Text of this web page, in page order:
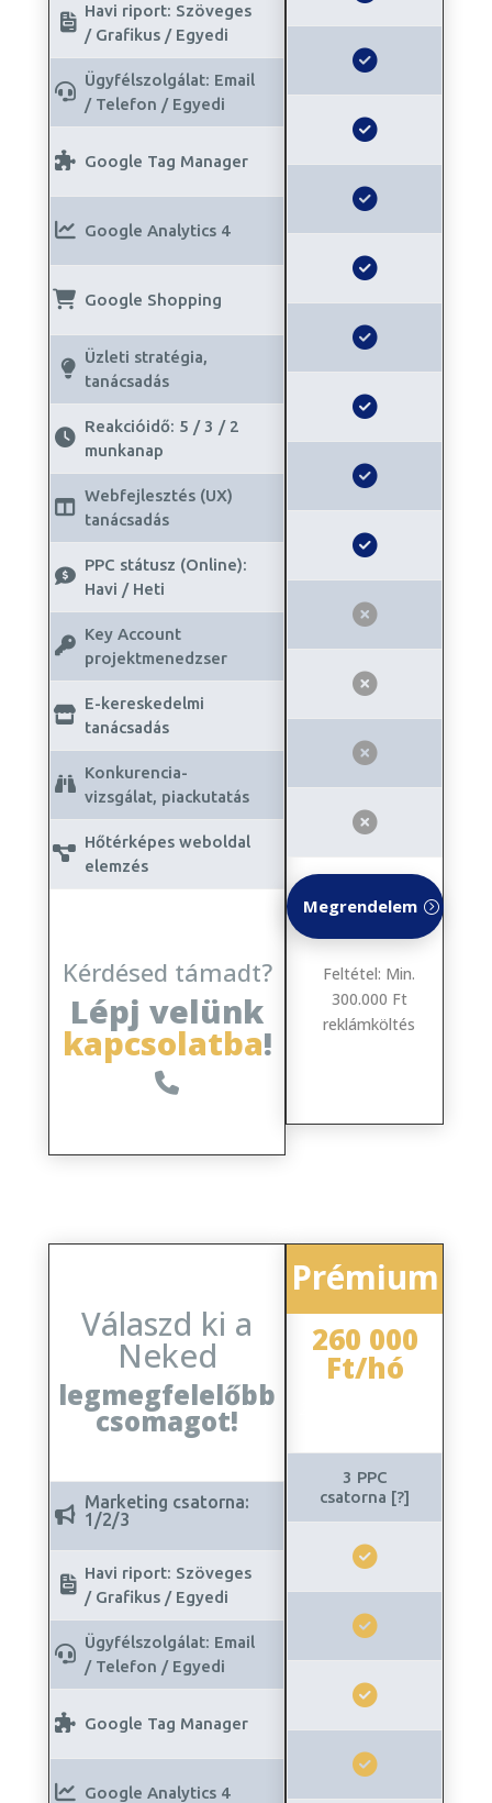
Havi riport: Szöveges
/ Grafikus / Egyedi
Ügyfélszolgálat: Email
/ Telefon / Egyedi
Google Tag Manager
Google Analytics 4
Google Shopping
Üzleti stratégia,
tanácsadás
Reakcióidő: 5 / 3 / 2
munkanap
Webfejlesztés (UX)
tanácsadás
PPC státusz (Online):
Havi / Heti
Key Account
projektmenedzser
E-kereskedelmi
tanácsadás
Konkurencia-
vizsgálat, piackutatás
Hőtérképes weboldal
elemzés
Kérdésed támadt?
Lépj velünk
kapcsolatba!
Megrendelem
Feltétel: Min.
300.000 Ft
reklámköltés
Válaszd ki a
Neked
legmegfelelőbb
csomagot!
Marketing csatorna:
1/2/3
Havi riport: Szöveges
/ Grafikus / Egyedi
Ügyfélszolgálat: Email
/ Telefon / Egyedi
Google Tag Manager
Google Analytics 4
Prémium
260 000
Ft/hó
3 PPC
csatorna [?]